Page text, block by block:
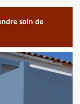
soin de